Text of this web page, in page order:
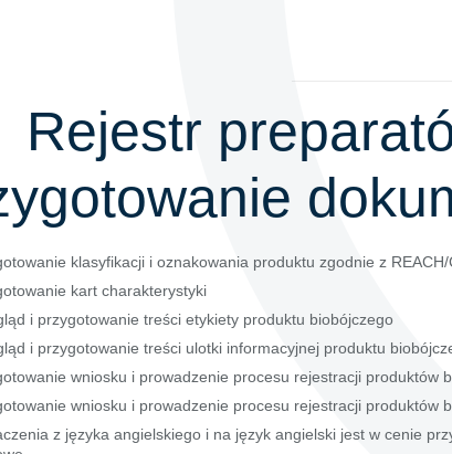
Rejestr
klasyfikacji i oznakowania produktu zgodnie z REACH/
kart charakterystyki
i przygotowanie treści etykiety produktu biobójczego
i przygotowanie treści ulotki informacyjnej produktu
wniosku i prowadzenie procesu rejestracji produktów
wniosku i prowadzenie procesu rejestracji produktów
z języka angielskiego i na język angielski jest w cenie